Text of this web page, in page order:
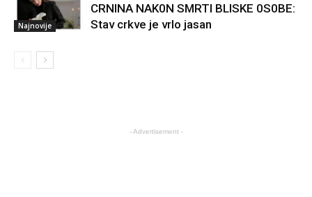
Najnovije
CRNINA NAK0N SMRTI BLISKE 0S0BE:
Stav crkve je vrlo jasan
- Advertisement -